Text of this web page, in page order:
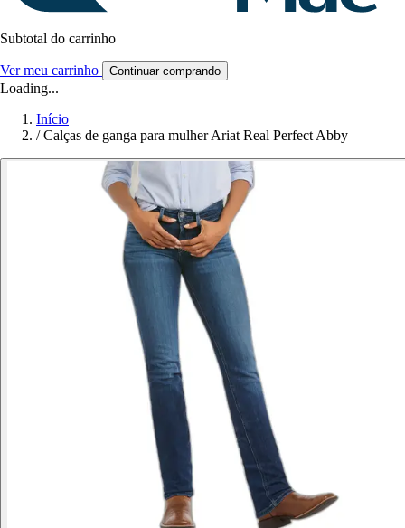
Subtotal do carrinho
Ver meu carrinho Continuar comprando
Loading...
Início
/ Calças de ganga para mulher Ariat Real Perfect Abby